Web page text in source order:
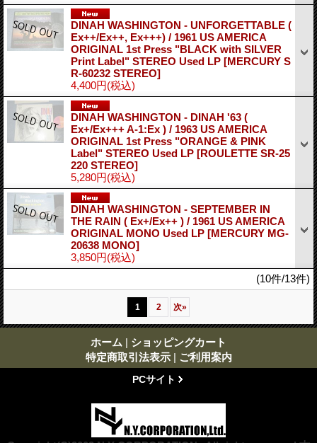
DINAH WASHINGTON - UNFORGETTABLE (
Ex++/Ex++, Ex+++) / 1961 US AMERICA
ORIGINAL 1st Press "BLACK with SILVER
Print Label" STEREO Used LP [MERCURY S
R-60232 STEREO]
4,400円(税込)
DINAH WASHINGTON - DINAH '63 (
Ex+/Ex+++ A-1:Ex ) / 1963 US AMERICA
ORIGINAL 1st Press "ORANGE & PINK
Label" STEREO Used LP [ROULETTE SR-25
220 STEREO]
5,280円(税込)
DINAH WASHINGTON - SEPTEMBER IN
THE RAIN ( Ex+/Ex++ ) / 1961 US AMERICA
ORIGINAL MONO Used LP [MERCURY MG-
20638 MONO]
3,850円(税込)
(10件/13件)
1 2 次»
ホーム | ショッピングカート
特定商取引法表示 | ご利用案内
PCサイト